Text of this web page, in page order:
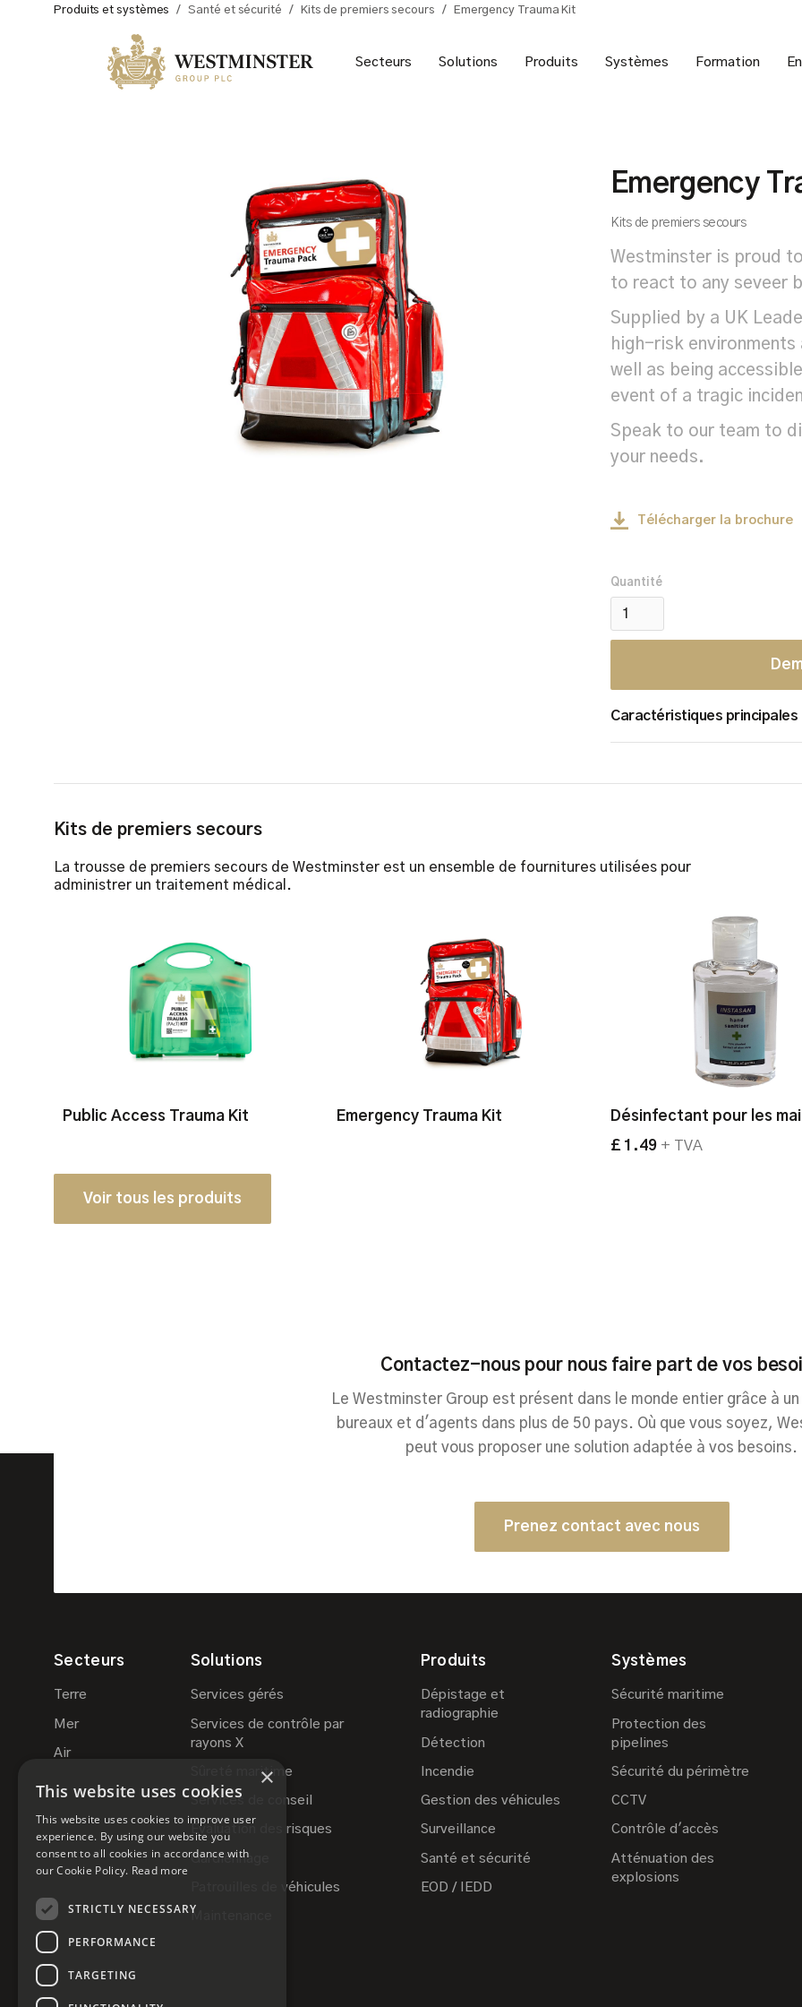
Produits et systèmes / Santé et sécurité / Kits de premiers secours / Emergency Trauma Kit
Secteurs Solutions Produits Systèmes Formation
Emergency
Kits de premiers secours
Westminster is proud
to react to any seveer
Supplied by a UK
high-risk
well as being
event of a tragic
Speak to our team to
your needs.
Télécharger la brochure
Quantité
Caractéristiques principales
Kits de premiers secours
La trousse de premiers secours de Westminster est un ensemble de fournitures utilisées pour
administrer un traitement médical.
Public Access Trauma Kit Emergency Trauma Kit
Désinfectant pour les
£ 1.49 + TVA
Voir tous les produits
Contactez-nous pour nous faire part de vos
Le Westminster Group est présent dans le monde entier grâce à
bureaux et d'agents dans plus de 50 pays. Où que vous soyez,
peut vous proposer une solution adaptée à vos besoins.
Prenez contact avec nous
Secteurs
Terre
Mer
Air
Solutions
Services gérés
Services de contrôle par
rayons X
Sûreté maritime
Services de conseil
Évaluation des risques
Gardiennage
Patrouilles de véhicules
Maintenance
Produits
Dépistage et
radiographie
Détection
Incendie
Gestion des véhicules
Surveillance
Santé et sécurité
EOD / IEDD
Systèmes
Sécurité maritime
Protection des
pipelines
Sécurité du périmètre
CCTV
Contrôle d'accès
Atténuation des
explosions
×
This website uses cookies
This website uses cookies to improve user
experience. By using our website you
consent to all cookies in accordance with
our Cookie Policy. Read more
STRICTLY NECESSARY
PERFORMANCE
TARGETING